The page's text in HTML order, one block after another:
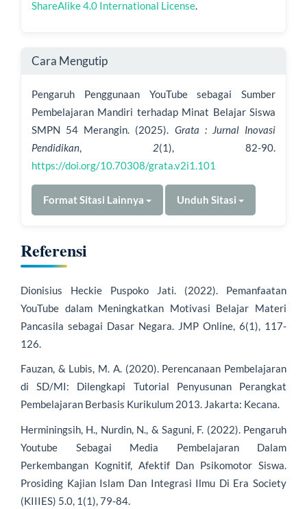
n
A
e
l
ShareAlike 4.0 International License.
Cara Mengutip
Pengaruh Penggunaan YouTube sebagai Sumber
Pembelajaran Mandiri terhadap Minat Belajar Siswa
SMPN 54 Merangin. (2025). Grata : Jurnal Inovasi
Pendidikan, 2(1), 82-90.
https://doi.org/10.70308/grata.v2i1.101
Format Sitasi Lainnya Unduh Sitasi
Referensi
Dionisius Heckie Puspoko Jati. (2022). Pemanfaatan
YouTube dalam Meningkatkan Motivasi Belajar Materi
Pancasila sebagai Dasar Negara. JMP Online, 6(1), 117-
126.
Fauzan, & Lubis, M. A. (2020). Perencanaan Pembelajaran
di SD/MI: Dilengkapi Tutorial Penyusunan Perangkat
Pembelajaran Berbasis Kurikulum 2013. Jakarta: Kecana.
Herminingsih, H., Nurdin, N., & Saguni, F. (2022). Pengaruh
Youtube Sebagai Media Pembelajaran Dalam
Perkembangan Kognitif, Afektif Dan Psikomotor Siswa.
Prosiding Kajian Islam Dan Integrasi Ilmu Di Era Society
(KIIIES) 5.0, 1(1), 79-84.